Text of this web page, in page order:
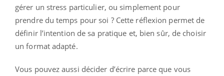
gérer un stress particulier, ou simplement pour
prendre du temps pour soi ? Cette réflexion permet de
définir l’intention de sa pratique et, bien sûr, de choisir
un format adapté.
Vous pouvez aussi décider d’écrire parce que vous